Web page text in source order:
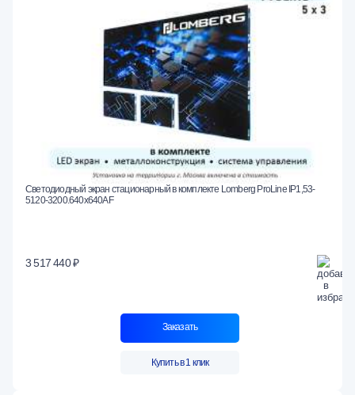
Светодиодный экран стационарный в комплекте Lomberg ProLine IP1,53-
5120-3200.640x640AF
3 517 440 ₽
Заказать
Купить в 1 клик